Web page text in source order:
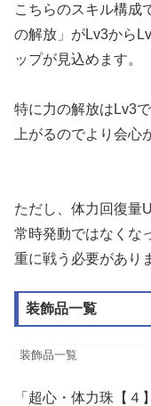
こちらのスキル構成
の解放」がLv3から
ップが見込めます。
特に力の解放はLv3
上がるのでより会心
ただし、体力回復量
常時発動ではなくな
重に戦う必要があり
装飾品一覧
装飾品一覧
「超心・体力珠【